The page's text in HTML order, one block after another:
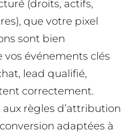
(droits, actifs,
que votre pixel
sont bien
vos événements clés
lead qualifié,
correctement.
règles d’attribution
adaptées à